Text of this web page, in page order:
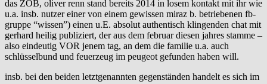
das ZOB, oliver renn stand bereits 2014 in losem kontakt mit ihr wie
u.a. insb. nutzer einer von einem gewissen miraz b. betriebenen fb-
gruppe “wissen”) einen u.E. absolut authentisch klingenden chat mit
gerhard heilig publiziert, der aus dem februar diesen jahres stamme –
also eindeutig VOR jenem tag, an dem die familie u.a. auch
schlüsselbund und feuerzeug im peugeot gefunden haben will.
insb. bei den beiden letztgenannten gegenständen handelt es sich im